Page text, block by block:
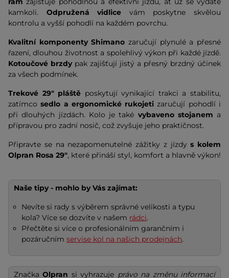
kamkoli. Odpružená vidlice vám poskytne skvělou
kontrolu a vyšší pohodlí na každém povrchu.
Kvalitní komponenty Shimano zaručují plynulé a přesné
řazení, dlouhou životnost a spolehlivý výkon při každé jízdě.
Kotoučové brzdy pak zajišťují jistý a přesný brzdný účinek
za všech podmínek.
Trekové 29" pláště poskytují vynikající trakci a stabilitu,
zatímcosedlo a ergonomické rukojetizaručují pohodlí i
při dlouhých jízdách. Kolo je také vybaveno stojanem a
přípravou pro zadní nosič, což zvyšuje jeho praktičnost.
Připravte se na nezapomenutelné zážitky z jízdys kolem
Olpran Rosa 29", které přináší styl, komfort a hlavně výkon!
Naše tipy - mohlo by Vás zajímat:
Nevíte si rady s výběrem správné velikosti a typu
kola? Více se dozvíte v našem rádci.
Přečtěte si více o profesionálním garančním i
pozáručnímservise kol na našich prodejnách.
ZnačkaOlpran si vyhrazuje právo na změnu informací